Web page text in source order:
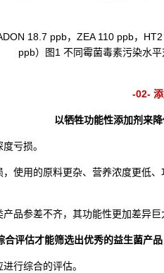
18.7 ppb，ZEA 110 ppb，
ppb）图1 不同霉菌毒素污染水
-02-
以牺牲功能性添加剂来
亏损。
使用的原料更杂、营养浓度更低
品参差不齐，其功能性更加差异
合评估才能筛选出优秀的益生菌产
行综合的评估。